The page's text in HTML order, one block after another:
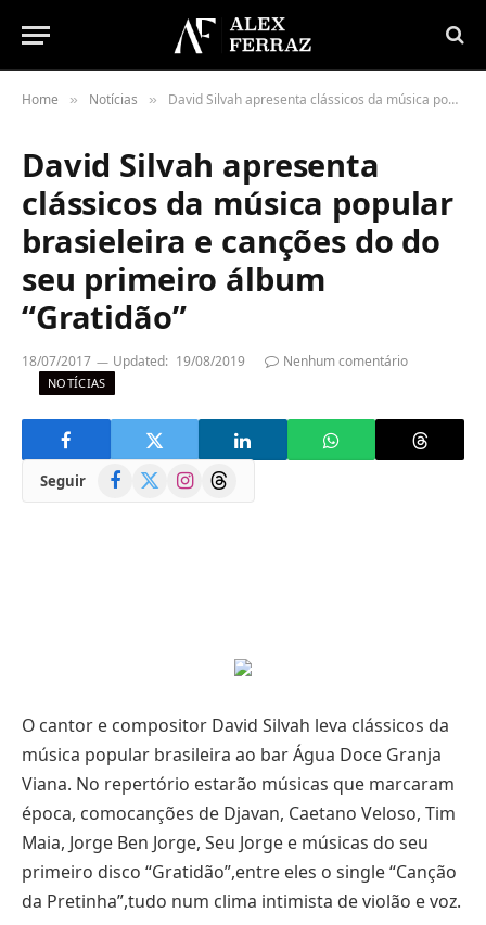
Home » Notícias » David Silvah apresenta clássicos da música popular brasieleira e canções do do seu primeiro álbum “Gratidão”
David Silvah apresenta
clássicos da música popular
brasieleira e canções do do
seu primeiro álbum
“Gratidão”
18/07/2017 Updated: 19/08/2019 Nenhum comentário
NOTÍCIAS
Seguir Facebook
(Twitter)
InstagramThreads
O cantor e compositor David Silvah leva clássicos da
música popular brasileira ao bar Água Doce Granja
Viana. No repertório estarão músicas que marcaram
época, comocanções de Djavan, Caetano Veloso, Tim
Maia, Jorge Ben Jorge, Seu Jorge e músicas do seu
primeiro disco “Gratidão”,entre eles o single “Canção
da Pretinha”,tudo num clima intimista de violão e voz.